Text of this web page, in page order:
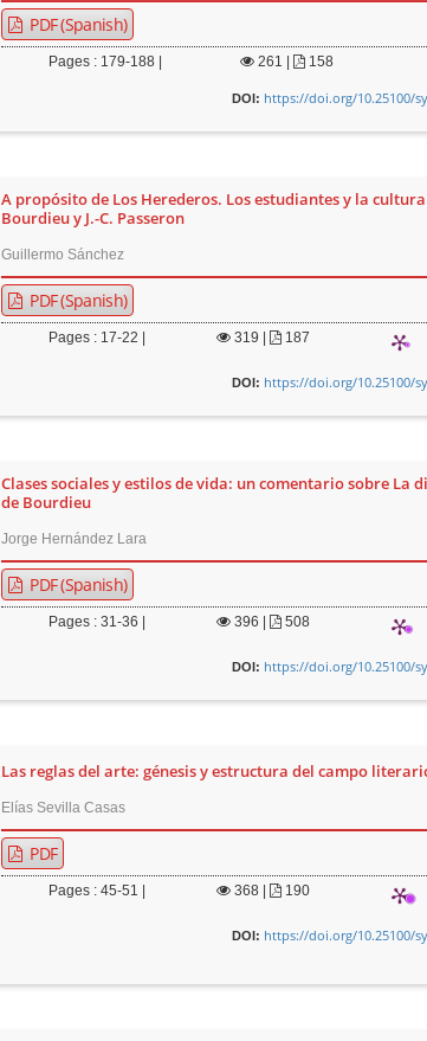
PDF (Spanish)
Pages : 179-188 | 261 158
DOI: https://doi.org/10.25100/
A propósito de Los Herederos. Los estudiantes y la cultura
Bourdieu y J.-C. Passeron
Guillermo Sánchez
PDF (Spanish)
Pages : 17-22 | 319 187
DOI: https://doi.org/10.25100/
Clases sociales y estilos de vida: un comentario sobre La
de Bourdieu
Jorge Hernández Lara
PDF (Spanish)
Pages : 31-36 | 396 508
DOI: https://doi.org/10.25100/
Las reglas del arte: génesis y estructura del campo
Elías Sevilla Casas
PDF
Pages : 45-51 | 368| 190
DOI: https://doi.org/10.25100/